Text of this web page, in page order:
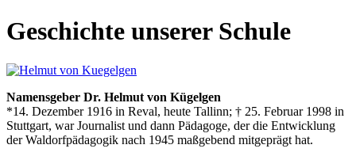
Geschichte unserer Schule
Namensgeber Dr. Helmut von Kügelgen
*14. Dezember 1916 in Reval, heute Tallinn; † 25. Februar 1998 in
Stuttgart, war Journalist und dann Pädagoge, der die Entwicklung
der Waldorfpädagogik nach 1945 maßgebend mitgeprägt hat.